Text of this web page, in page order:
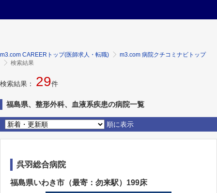
m3.com CAREERトップ(医師求人・転職)
m3.com 病院クチコミナビトップ
検索結果
検索結果： 29件
福島県、整形外科、血液系疾患の病院一覧
順に表示
呉羽総合病院
福島県いわき市（最寄：勿来駅）199床